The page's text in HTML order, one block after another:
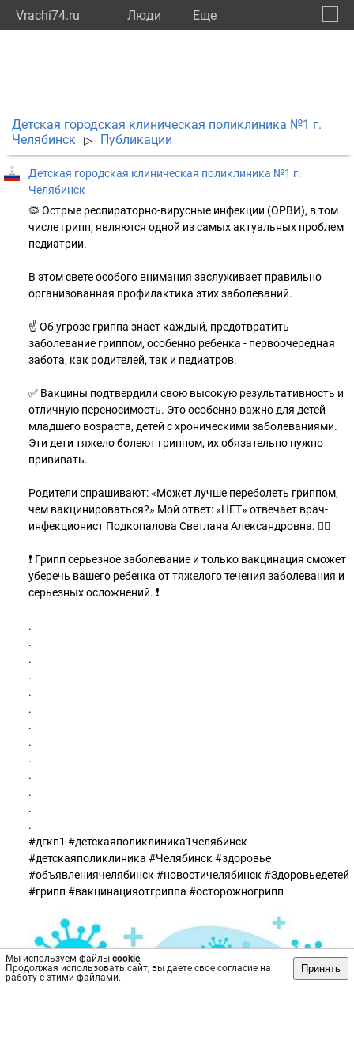
Vrachi74.ru Люди Eще
Мы используем файлы cookie.
Продолжая использовать сайт, вы даете свое согласие на
работу с этими файлами.
Принять
Детская городская клиническая поликлиника №1 г.
Челябинск
▷ Публикации
Детская городская клиническая поликлиника №1 г.
Челябинск
🦠 Острые респираторно-вирусные инфекции (ОРВИ), в том
числе грипп, являются одной из самых актуальных проблем
педиатрии.
В этом свете особого внимания заслуживает правильно
организованная профилактика этих заболеваний.
☝️ Об угрозе гриппа знает каждый, предотвратить
заболевание гриппом, особенно ребенка - первоочередная
забота, как родителей, так и педиатров.
✅ Вакцины подтвердили свою высокую результативность и
отличную переносимость. Это особенно важно для детей
младшего возраста, детей с хроническими заболеваниями.
Эти дети тяжело болеют гриппом, их обязательно нужно
прививать.
Родители спрашивают: «Может лучше переболеть гриппом,
чем вакцинироваться?» Мой ответ: «НЕТ» отвечает врач-
инфекционист Подкопалова Светлана Александровна. 👩‍⚕️
❗️ Грипп серьезное заболевание и только вакцинация сможет
уберечь вашего ребенка от тяжелого течения заболевания и
серьезных осложнений. ❗️
.
.
.
.
.
.
.
.
.
.
.
.
.
#дгкп1 #детскаяполиклиника1челябинск
#детскаяполиклиника #Челябинск #здоровье
#объявлениячелябинск #новостичелябинск #Здоровьедетей
#грипп #вакцинацияотгриппа #осторожногрипп